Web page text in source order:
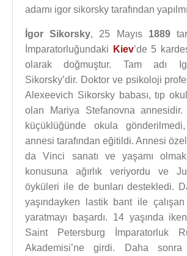
adamı igor sikorsky tarafından
İgor Sikorsky, 25 Mayıs 1889
İmparatorluğundaki
Kiev’de 5
olarak doğmuştur. Tam adı
Sikorsky’dir. Doktor ve psikoloji
Alexeevich Sikorsky babası, tıp
olan Mariya Stefanovna
küçüklüğünde okula
annesi tarafından eğitildi. Annesi
da Vinci sanatı ve yaşamı
konusuna ağırlık veriyordu ve
öyküleri ile de bunları destekledi.
yaşındayken lastik bant ile
yaratmayı başardı. 14 yaşında
Saint Petersburg İmparatorluk
Akademisi’ne girdi. Daha